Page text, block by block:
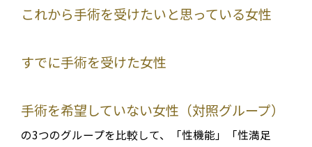
これから手術を受けたいと思っている女性
すでに手術を受けた女性
手術を希望していない女性（対照グループ）
の3つのグループを比較して、「性機能」「性満足